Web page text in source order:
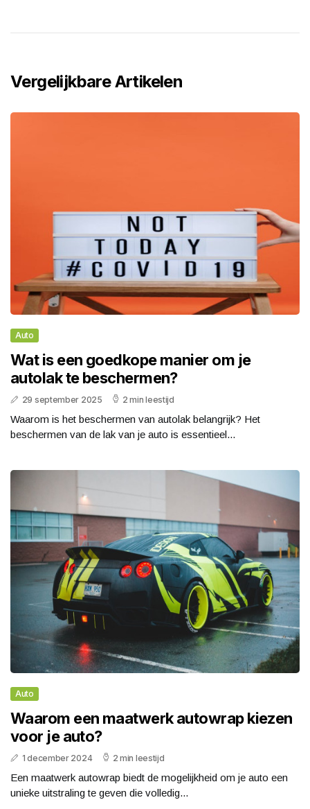
Vergelijkbare Artikelen
Auto
Wat is een goedkope manier om je
autolak te beschermen?
29 september 2025 2 min leestijd
Waarom is het beschermen van autolak belangrijk? Het
beschermen van de lak van je auto is essentieel...
Auto
Waarom een maatwerk autowrap kiezen
voor je auto?
1 december 2024 2 min leestijd
Een maatwerk autowrap biedt de mogelijkheid om je auto een
unieke uitstraling te geven die volledig...